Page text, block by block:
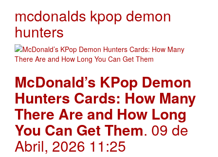
mcdonalds kpop demon
hunters
McDonald’s KPop Demon
Hunters Cards: How Many
There Are and How Long
You Can Get Them. 09 de
Abril, 2026 11:25